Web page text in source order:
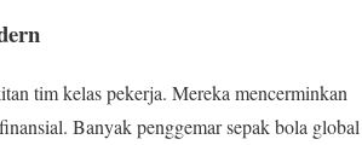
tim kelas pekerja. Mereka mencerminkan
Banyak penggemar sepak bola global